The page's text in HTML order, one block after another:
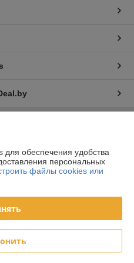
к.519
обеспечения удобства
персональных
файлы cookies или